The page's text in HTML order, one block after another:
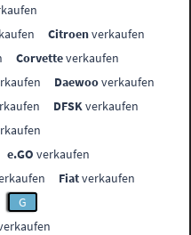
Citroenverkaufen
Corvetteverkaufen
Daewooverkaufen
DFSKverkaufen
e.GO verkaufen
Fiatverkaufen
G